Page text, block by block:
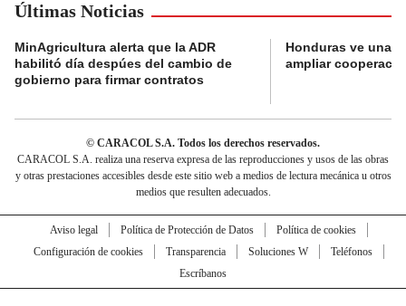
Últimas Noticias
MinAgricultura alerta que la ADR
habilitó día despúes del cambio de
gobierno para firmar contratos
Honduras ve una
ampliar
© CARACOL S.A. Todos los derechos reservados.
CARACOL S.A. realiza una reserva expresa de las reproducciones y usos de las obras
y otras prestaciones accesibles desde este sitio web a medios de lectura mecánica u otros
medios que resulten adecuados.
Aviso legal Política de Protección de Datos
Política de cookies
Configuración de cookies
Transparencia Soluciones W
Teléfonos
Escríbanos